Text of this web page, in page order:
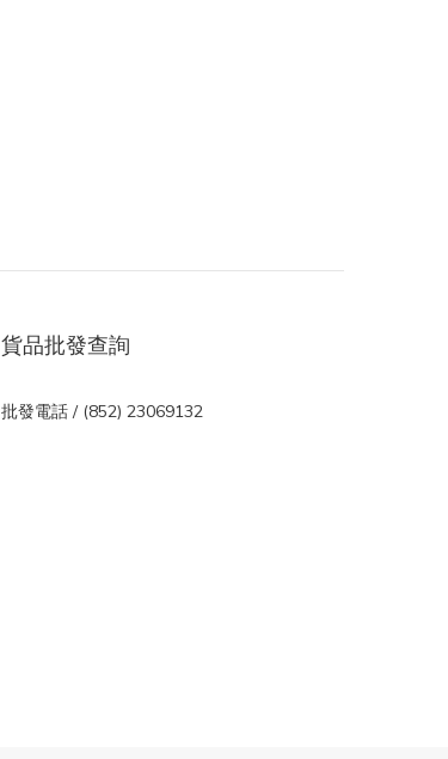
貨品批發查詢
批發電話 / (852) 23069132